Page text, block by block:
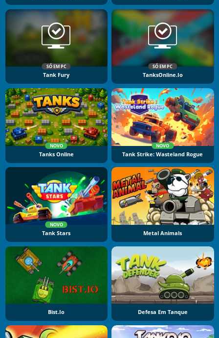
SÓ EM PC
Tank Fury
SÓ EM PC
TanksOnline.io
NOVO
Tanks Online
NOVO
Tank Strike: Wasteland Rogue
NOVO
Tank Stars Metal Animals
Bist.io Defesa Em Tanque